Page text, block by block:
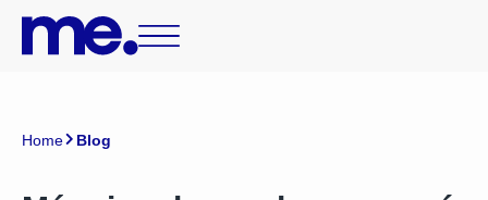
Home Blog